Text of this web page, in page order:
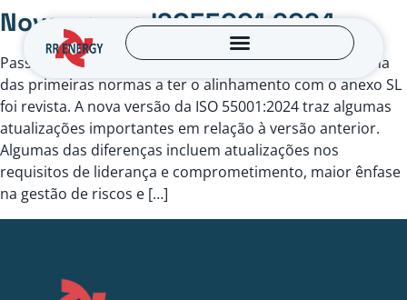
Nova norma ISO55001:2024
Passados 10 anos do lançamento da Iso 55001:2014 uma
das primeiras normas a ter o alinhamento com o anexo SL
foi revista. A nova versão da ISO 55001:2024 traz algumas
atualizações importantes em relação à versão anterior.
Algumas das diferenças incluem atualizações nos
requisitos de liderança e comprometimento, maior ênfase
na gestão de riscos e […]